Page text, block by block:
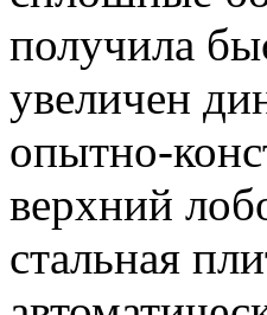
получила
увеличен
опытно-
верхний
стальная